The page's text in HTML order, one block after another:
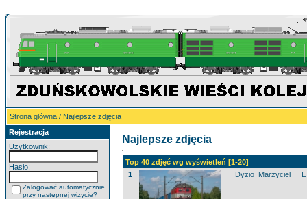
Strona główna / Najlepsze zdjęcia
Rejestracja
Użytkownik:
Hasło:
Zalogować automatycznie
przy następnej wizycie?
Najlepsze zdjęcia
Top 40 zdjęć wg wyświetleń [1-20]
1
Dyzio_Marzyciel